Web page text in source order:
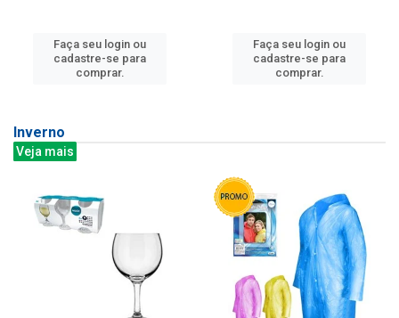
Faça seu login ou
cadastre-se para
comprar.
Faça seu login ou
cadastre-se para
comprar.
Inverno
Veja mais